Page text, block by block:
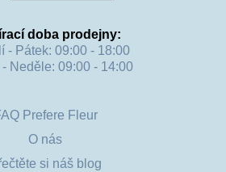
doba prodejny:
- Pátek: 09:00 - 18:00
Neděle: 09:00 - 14:00
Prefere Fleur
O nás
si náš blog